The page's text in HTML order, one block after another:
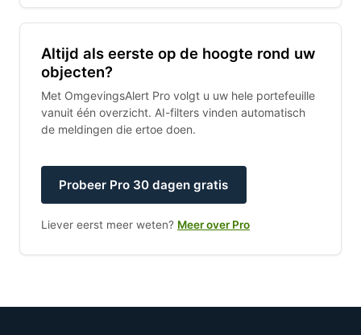
Altijd als eerste op de hoogte rond uw
objecten?
Met OmgevingsAlert Pro volgt u uw hele portefeuille
vanuit één overzicht. AI-filters vinden automatisch
de meldingen die ertoe doen.
Probeer Pro 30 dagen gratis
Liever eerst meer weten? Meer over Pro